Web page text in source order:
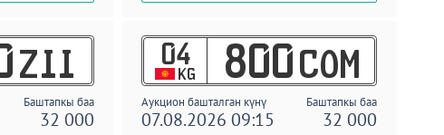
ZII
Баштапкы баа
32 000
04
KG 800 COM
Аукцион башталган күнү Баштапкы баа
07.08.2026 09:15 32 000